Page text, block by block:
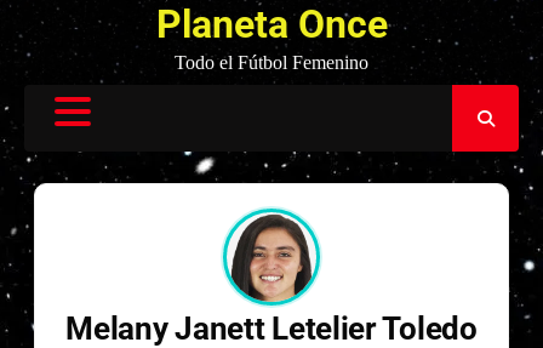
Planeta Once
Todo el Fútbol Femenino
Melany Janett Letelier Toledo